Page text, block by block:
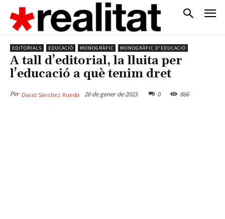
EDITORIALS EDUCACIÓ MONOGRÀFIC MONOGRÀFIC D'EDUCACIÓ
A tall d’editorial, la lluita per
l’educació a què tenim dret
Per David Sánchez Rueda 26 de gener de 2023 0 866